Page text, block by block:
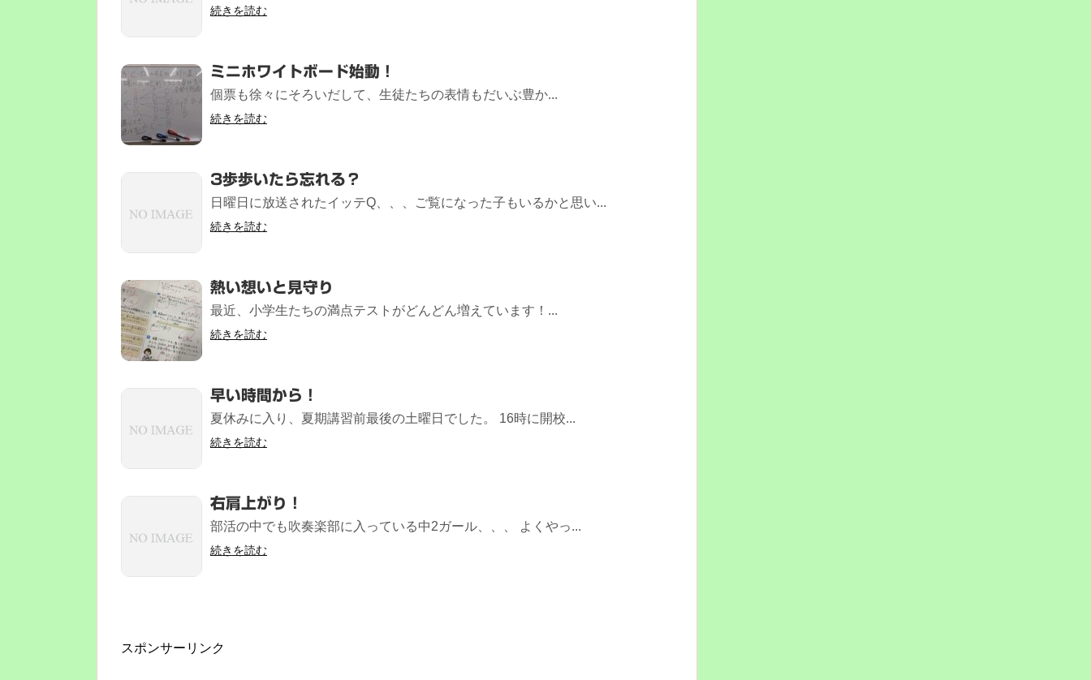
続きを読む
ミニホワイトボード始動！
個票も徐々にそろいだして、生徒たちの表情もだいぶ豊か...
続きを読む
3歩歩いたら忘れる？
日曜日に放送されたイッテQ、、、ご覧になった子もいるかと思い...
続きを読む
熱い想いと見守り
最近、小学生たちの満点テストがどんどん増えています！...
続きを読む
早い時間から！
夏休みに入り、夏期講習前最後の土曜日でした。 16時に開校...
続きを読む
右肩上がり！
部活の中でも吹奏楽部に入っている中2ガール、、、 よくやっ...
続きを読む
スポンサーリンク